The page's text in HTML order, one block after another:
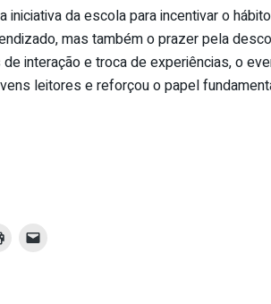
da escola para incentivar o
mas também o prazer pela
interação e troca de experiências, o
leitores e reforçou o papel